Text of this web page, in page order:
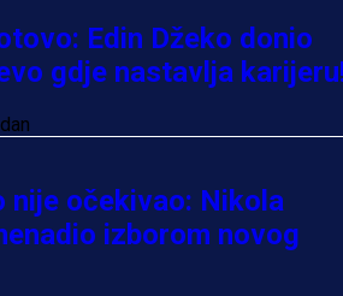
Edin Džeko donio
gdje nastavlja
nije očekivao: Nikola
izborom novog